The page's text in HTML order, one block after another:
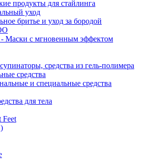
продукты для стайлинга
уход
бритье и уход за бородой
- Маски с мгновенным эффектом
средства из гель-полимера
средства
и специальные средства
для тела
Feet